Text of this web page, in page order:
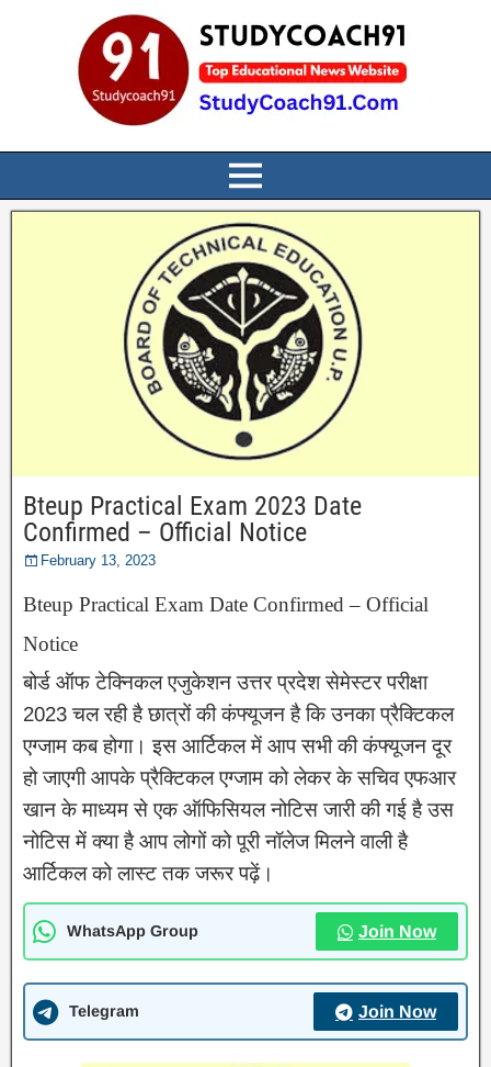
Bteup Practical Exam 2023 Date
Confirmed – Official Notice
February 13, 2023
Bteup Practical Exam Date Confirmed – Official
Notice
बोर्ड ऑफ टेक्निकल एजुकेशन उत्तर प्रदेश सेमेस्टर परीक्षा
2023 चल रही है छात्रों की कंफ्यूजन है कि उनका प्रैक्टिकल
एग्जाम कब होगा। इस आर्टिकल में आप सभी की कंफ्यूजन दूर
हो जाएगी आपके प्रैक्टिकल एग्जाम को लेकर के सचिव एफआर
खान के माध्यम से एक ऑफिसियल नोटिस जारी की गई है उस
नोटिस में क्या है आप लोगों को पूरी नॉलेज मिलने वाली है
आर्टिकल को लास्ट तक जरूर पढ़ें।
WhatsApp Group Join Now
Telegram Join Now